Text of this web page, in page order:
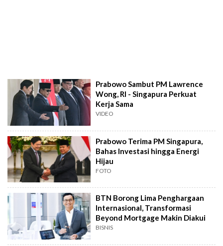
Prabowo Sambut PM Lawrence
Wong, RI - Singapura Perkuat
Kerja Sama
VIDEO
Prabowo Terima PM Singapura,
Bahas Investasi hingga Energi
Hijau
FOTO
BTN Borong Lima Penghargaan
Internasional, Transformasi
Beyond Mortgage Makin Diakui
BISNIS